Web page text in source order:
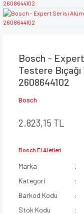
Bosch -
Testere
2608644102
Bosch
2.823,15 TL
Bosch El Aletleri
Marka
Kategori
Barkod Kodu
Stok Kodu